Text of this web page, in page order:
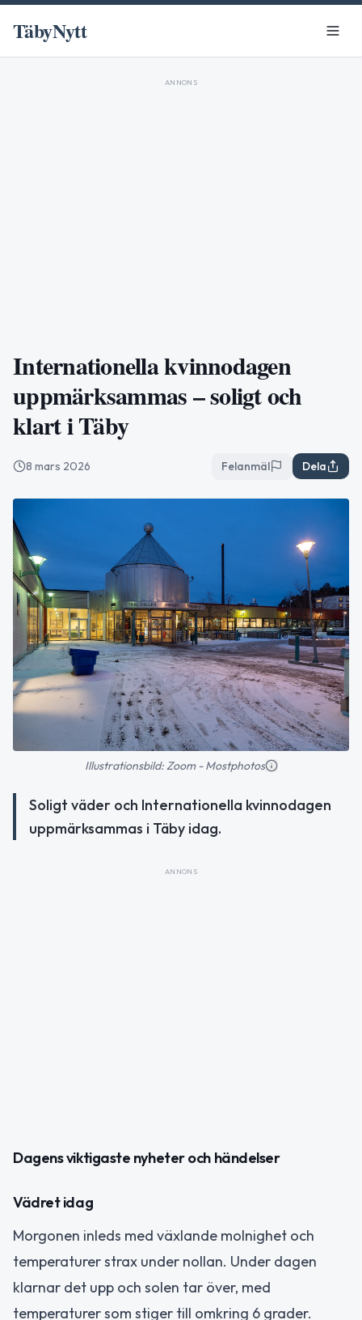
TäbyNytt
ANNONS
Internationella kvinnodagen
uppmärksammas – soligt och
klart i Täby
8 mars 2026 Felanmäl Dela
Illustrationsbild: Zoom - Mostphotos
Soligt väder och Internationella kvinnodagen
uppmärksammas i Täby idag.
ANNONS
Dagens viktigaste nyheter och händelser
Vädret idag
Morgonen inleds med växlande molnighet och
temperaturer strax under nollan. Under dagen
klarnar det upp och solen tar över, med
temperaturer som stiger till omkring 6 grader.